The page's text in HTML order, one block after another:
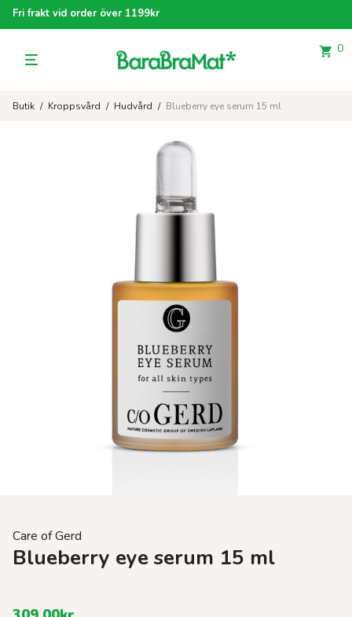
Fri frakt vid order över 1199kr
0
Butik / Kroppsvård / Hudvård / Blueberry eye serum 15 ml
Care of Gerd
Blueberry eye serum 15 ml